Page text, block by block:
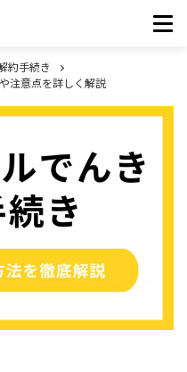
約手続き
注意点を詳しく解説